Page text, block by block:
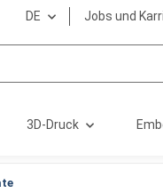
DE Jobs und
3D-Druck